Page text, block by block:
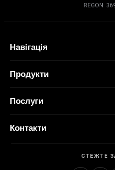
REGON:
СТЕЖТЕ
Навігація
Послуги
Про нас
Продукти
TubePilot
Усі розширення →
Послуги
Вебзастосунки
Контакти
Варшава, Польща